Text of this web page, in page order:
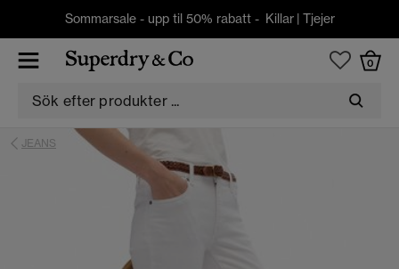
Sommarsale - upp til 50% rabatt - Killar| Tjejer
0
JEANS